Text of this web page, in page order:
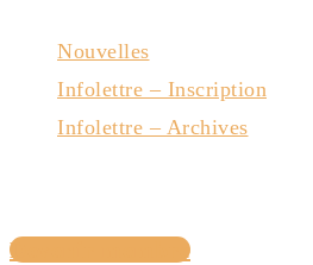
Nouvelles
Infolettre – Inscription
Infolettre – Archives
Devenir membre